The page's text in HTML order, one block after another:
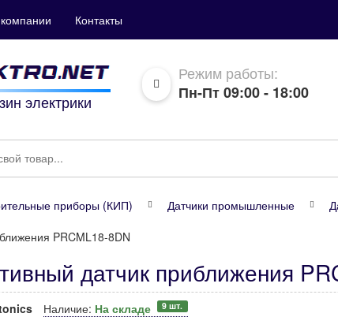
Контакты
электрики
Режим работы:
Пн-Пт 09:00 - 18:00
приборы (КИП) Датчики промышленные
PRCML18-8DN
датчик приближения
Наличие: На складе 9 шт.